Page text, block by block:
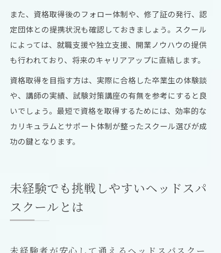
また、資格取得後のフォロー体制や、修了証の発行、認
定団体との提携状況も確認しておきましょう。スクール
によっては、就職支援や独立支援、開業ノウハウの提供
も行われており、将来のキャリアアップに直結します。
資格取得を目指す方は、実際に合格した卒業生の体験談
や、講師の実績、試験対策講座の有無を参考にすると良
いでしょう。最短で資格を取得するためには、効率的な
カリキュラムとサポート体制が整ったスクール選びが成
功の鍵となります。
未経験でも挑戦しやすいヘッドスパ
スクールとは
未経験者が安心して通えるヘッドスパスクー